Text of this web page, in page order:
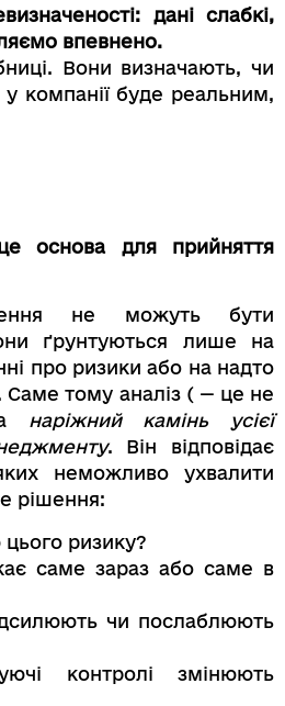
дані слабкі,
впевнено.
Вони визначають, чи
компанії буде реальним,
основа для прийняття
не можуть бути
ґрунтуються лише на
про ризики або на надто
Саме тому аналіз ( — це не
а наріжний камінь усієї
. Він відповідає
неможливо ухвалити
рішення:
ризику?
саме зараз або саме в
чи послаблюють
контролі змінюють